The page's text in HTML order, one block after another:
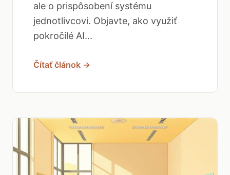
ale o prispôsobení systému
jednotlivcovi. Objavte, ako využiť
pokročilé AI...
Čítať článok →